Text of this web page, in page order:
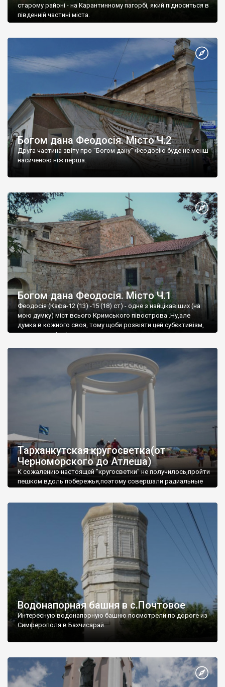
старому районі - на Карантинному пагорбі, який підноситься в
південній частині міста.
Богом дана Феодосія. Місто Ч.2
Друга частина звіту про "Богом дану" Феодосію буде не менш
насиченою ніж перша.
Богом дана Феодосія. Місто Ч.1
Феодосія (Кафа-12 (13) -15 (18) ст) - одне з найцікавіших (на
мою думку) міст всього Кримського півострова .Ну,але
думка в кожного своя, тому щоби розвіяти цей субєктивізм,
запрошую відвідати це
Тарханкутская кругосветка(от
Черноморского до Атлеша)
К сожалению настоящей "кругосветки" не получилось,пройти
пешком вдоль побережья,поэтому совершали радиальные
Водонапорная башня в с.Почтовое
Интересную водонапорную башню посмотрели по дороге из
Симферополя в Бахчисарай.